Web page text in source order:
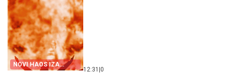
NOVI HAOS IZA
12:31 0